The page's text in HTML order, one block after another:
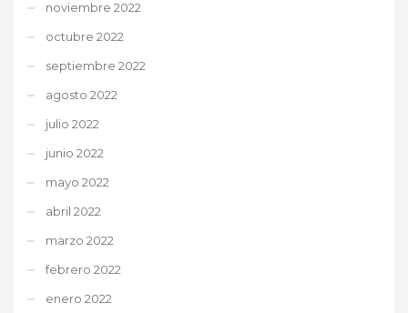
noviembre 2022
octubre 2022
septiembre 2022
agosto 2022
julio 2022
junio 2022
mayo 2022
abril 2022
marzo 2022
febrero 2022
enero 2022